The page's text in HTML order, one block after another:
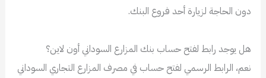
دون الحاجة لزيارة أحد فروع البنك.
هل يوجد رابط لفتح حساب بنك المزارع السوداني أون لاين؟
نعم، الرابط الرسمي لفتح حساب في مصرف المزارع التجاري السوداني